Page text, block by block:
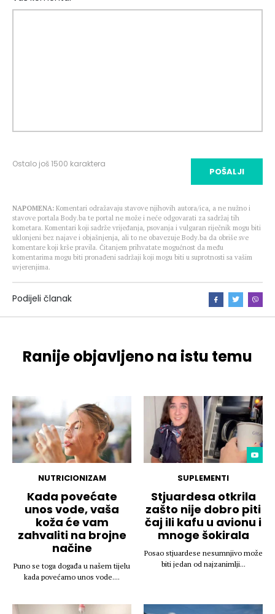
Ostalo još1500 karaktera
POŠALJI
NAPOMENA: Komentari odražavaju stavove njihovih autora/ica, a ne nužno i
stavove portala Body.ba te portal ne može i neće odgovarati za sadržaj tih
kometara. Komentari koji sadrže vrijeđanja, psovanja i vulgaran riječnik mogu biti
uklonjeni bez najave i objašnjenja, ali to ne obavezuje Body.ba da obriše sve
komentare koji krše pravila. Čitanjem prihvatate mogućnost da među
komentarima mogu biti pronađeni sadržaji koji mogu biti u suprotnosti sa vašim
uvjerenjima.
Podijeli članak
Ranije objavljeno na istu temu
NUTRICIONIZAM
Kada povećate
unos vode, vaša
koža će vam
zahvaliti na brojne
načine
Puno se toga događa u našem tijelu
kada povećamo unos vode....
SUPLEMENTI
Stjuardesa otkrila
zašto nije dobro piti
čaj ili kafu u avionu i
mnoge šokirala
Posao stjuardese nesumnjivo može
biti jedan od najzanimlji...